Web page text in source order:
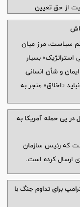
از حق تعیین
سیاست، مرز میان
بسیار
و شأن انسانی
«اخلاق» منجر به
در پی حمله آمریکا به
که رئیس سازمان
ارسال کرده است.
برای تداوم جنگ با